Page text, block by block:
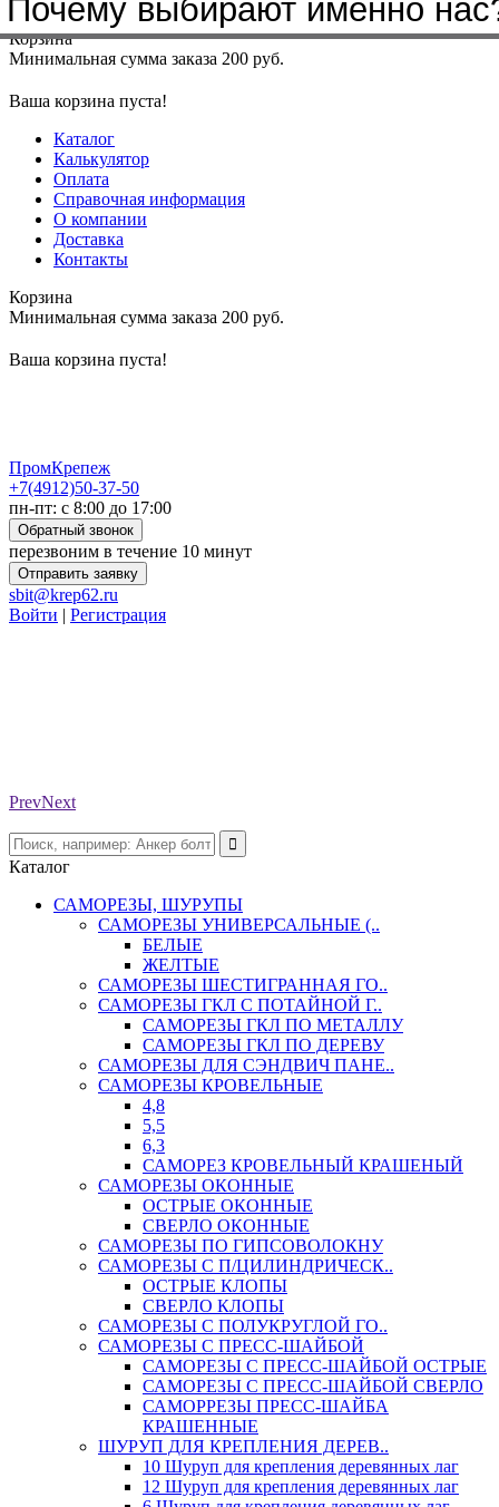
Меню+7(4912)50-37-50sbit@krep62.ru
Корзина
Минимальная сумма заказа 200 руб.
Ваша корзина пуста!
Каталог
Калькулятор
Оплата
Справочная информация
О компании
Доставка
Контакты
Корзина
Минимальная сумма заказа 200 руб.
Ваша корзина пуста!
ПромКрепеж
+7(4912)50-37-50
пн-пт: с 8:00 до 17:00
Обратный звонок
перезвоним в течение 10 минут
Отправить заявку
sbit@krep62.ru
Войти | Регистрация
PrevNext
Каталог
САМОРЕЗЫ, ШУРУПЫ
САМОРЕЗЫ УНИВЕРСАЛЬНЫЕ (..
БЕЛЫЕ
ЖЕЛТЫЕ
САМОРЕЗЫ ШЕСТИГРАННАЯ ГО..
САМОРЕЗЫ ГКЛ С ПОТАЙНОЙ Г..
САМОРЕЗЫ ГКЛ ПО МЕТАЛЛУ
САМОРЕЗЫ ГКЛ ПО ДЕРЕВУ
САМОРЕЗЫ ДЛЯ СЭНДВИЧ ПАНЕ..
САМОРЕЗЫ КРОВЕЛЬНЫЕ
4,8
5,5
6,3
САМОРЕЗ КРОВЕЛЬНЫЙ КРАШЕНЫЙ
САМОРЕЗЫ ОКОННЫЕ
ОСТРЫЕ ОКОННЫЕ
СВЕРЛО ОКОННЫЕ
САМОРЕЗЫ ПО ГИПСОВОЛОКНУ
САМОРЕЗЫ С П/ЦИЛИНДРИЧЕСК..
ОСТРЫЕ КЛОПЫ
СВЕРЛО КЛОПЫ
САМОРЕЗЫ С ПОЛУКРУГЛОЙ ГО..
САМОРЕЗЫ С ПРЕСС-ШАЙБОЙ
САМОРЕЗЫ С ПРЕСС-ШАЙБОЙ ОСТРЫЕ
САМОРЕЗЫ С ПРЕСС-ШАЙБОЙ СВЕРЛО
САМОРРЕЗЫ ПРЕСС-ШАЙБА
КРАШЕННЫЕ
ШУРУП ДЛЯ КРЕПЛЕНИЯ ДЕРЕВ..
10 Шуруп для крепления деревянных лаг
12 Шуруп для крепления деревянных лаг
Почему выбирают именно